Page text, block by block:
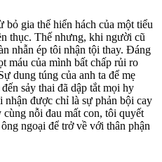
gia thế hiển hách của một tiểu
thục. Thế nhưng, khi người cũ
nhẫn ép tôi nhận tội thay. Đáng
máu của mình bất chấp rủi ro
dung túng của anh ta để mẹ
sảy thai đã dập tắt mọi hy
nhận được chỉ là sự phản bội cay
nỗi đau mất con, tôi quyết
ngoại để trở về với thân phận